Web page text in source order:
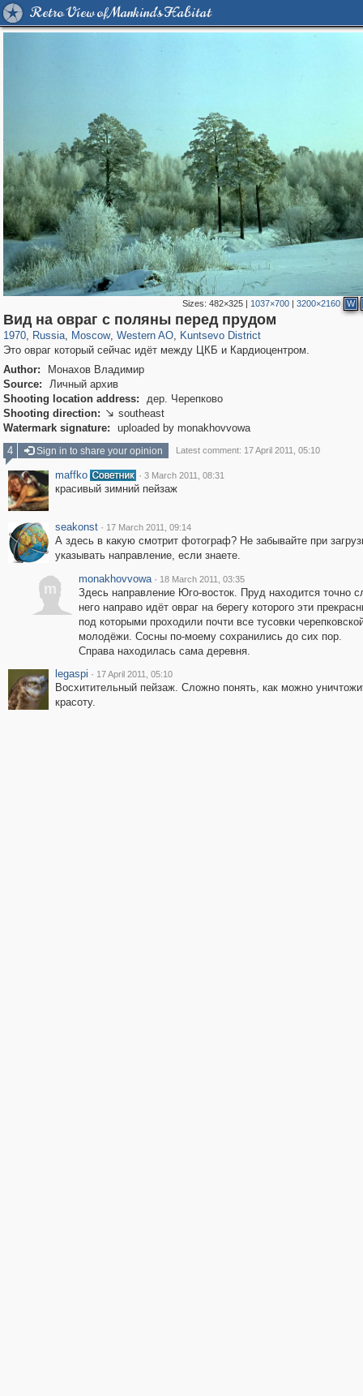
Retro View of Mankind's Habitat
Sizes: 482×325| 1037×700| 3200×2160 W
Вид на овраг с поляны перед прудом
1970, Russia
1,407,347 29,248
, Moscow
319,882 8,286
, Western AO
27,131 310
, Kuntsevo District
1,667 12
Это овраг который сейчас идёт между ЦКБ и Кардиоцентром.
Author:
Монахов Владимир
Source:
Личный архив
Shooting location address:
дер. Черепково
Shooting direction:  southeast
Watermark signature:
uploaded by monakhovvowa
4
Sign in to share your opinion Latest comment: 17 April 2011, 05:10
maffko · 3 March 2011, 08:31
красивый зимний пейзаж
seakonst · 17 March 2011, 09:14
А здесь в какую смотрит фотограф? Не забывайте при
указывать направление, если знаете.
m
monakhovvowa · 18 March 2011, 03:35
Здесь направление Юго-восток. Пруд находится точно
него направо идёт овраг на берегу которого эти
под которыми проходили почти все тусовки
молодёжи. Сосны по-моему сохранились до сих пор.
Справа находилась сама деревня.
legaspi · 17 April 2011, 05:10
Восхитительный пейзаж. Сложно понять, как можно
красоту.